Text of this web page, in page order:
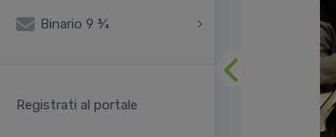
Binario 9 ¾
Registrati al portale
Precedente